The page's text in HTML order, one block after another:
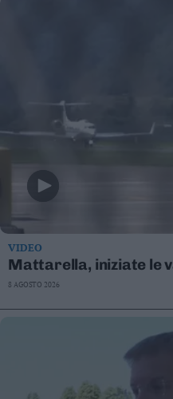
VIDEO
Mattarella, iniziate le
8 AGOSTO 2026